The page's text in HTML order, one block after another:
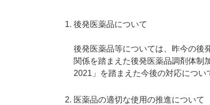
後発医薬品について
後発医薬品等については、昨今の後
関係を踏まえた後発医薬品調剤体制
2021」を踏まえた今後の対応につい
医薬品の適切な使用の推進について